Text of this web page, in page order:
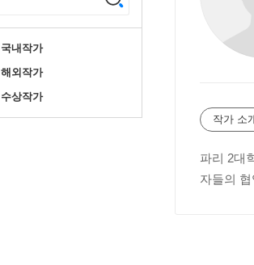
국내작가
해외작가
수상작가
작가 소
파리 2대
자들의